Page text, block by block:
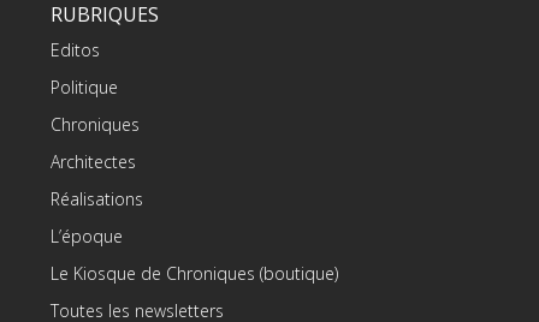
RUBRIQUES
Editos
Politique
Chroniques
Architectes
Réalisations
L’époque
Le Kiosque de Chroniques (boutique)
Toutes les newsletters